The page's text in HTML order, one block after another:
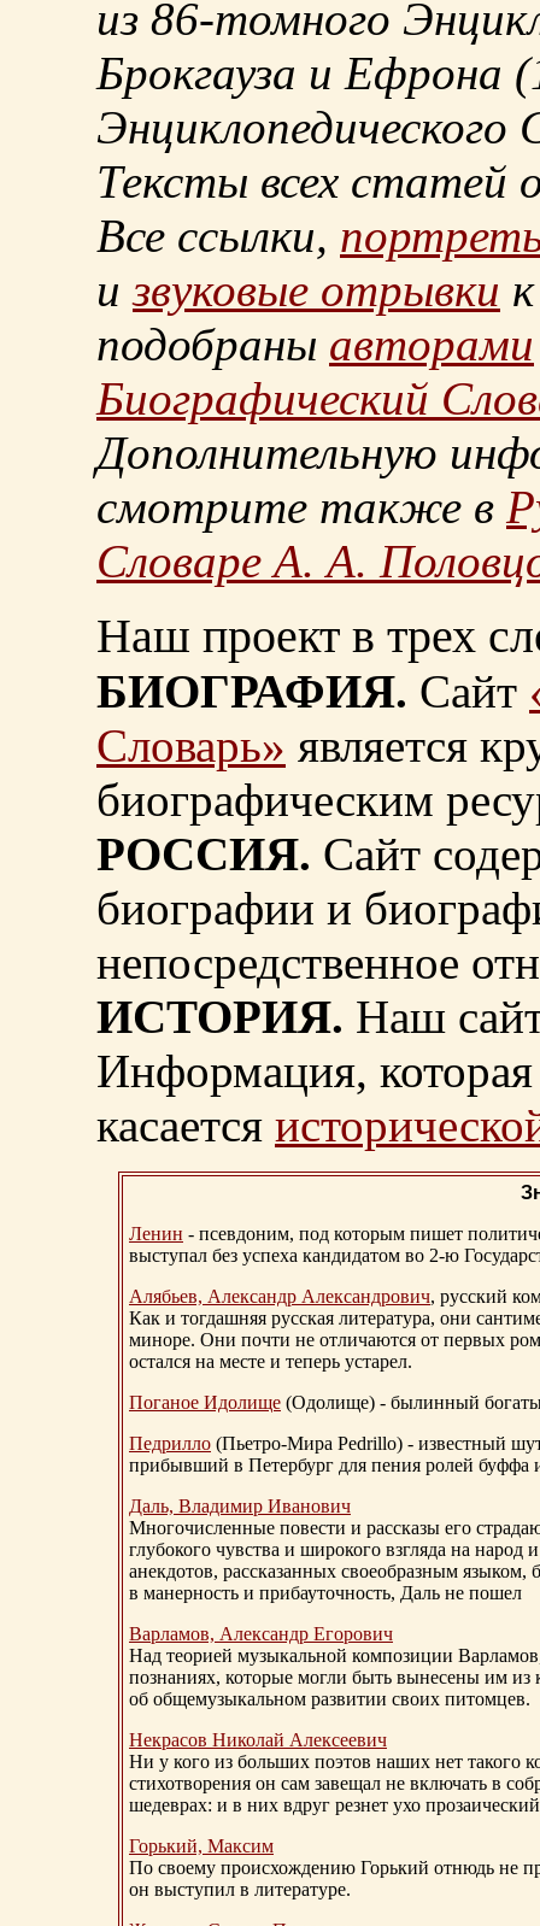
из 86-томного
Брокгауза и Ефрона
Энциклопедического
Тексты всех статей
Все ссылки,
извуковые отрывки
подобраны авторами
Биографический
Дополнительную
смотрите также в
Словаре А. А.
Наш проект в трех
БИОГРАФИЯ. Сайт
Словарь» является
биографическим
РОССИЯ. Сайт
биографии и
непосредственное
ИСТОРИЯ. Наш
Информация, которая
касается
Ленин - псевдоним, под которым пишет
выступал без успеха кандидатом во 2-ю
Алябьев, Александр Александрович, русский
Как и тогдашняя русская литература, они
миноре. Они почти не отличаются от первых
остался на месте и теперь устарел.
Поганое Идолище (Одолище) - былинный
Педрилло (Пьетро-Мира Pedrillo) - известный
прибывший в Петербург для пения ролей буффа
Даль, Владимир Иванович
Многочисленные повести и рассказы его
глубокого чувства и широкого взгляда на
анекдотов, рассказанных своеобразным
в манерность и прибауточность, Даль не пошел
Варламов, Александр Егорович
Над теорией музыкальной композиции
познаниях, которые могли быть вынесены им из
об общемузыкальном развитии своих питомцев.
Некрасов Николай Алексеевич
Ни у кого из больших поэтов наших нет такого
стихотворения он сам завещал не включать в
шедеврах: и в них вдруг резнет ухо
Горький, Максим
По своему происхождению Горький отнюдь не
он выступил в литературе.